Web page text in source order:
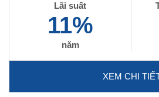
Lãi suất
11%
năm
XEM CHI